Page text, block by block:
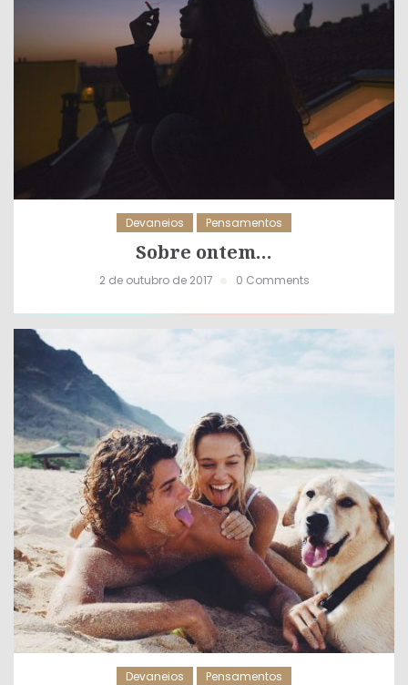
Devaneios Pensamentos
Sobre ontem…
2 de outubro de 2017 0 Comments
Devaneios Pensamentos